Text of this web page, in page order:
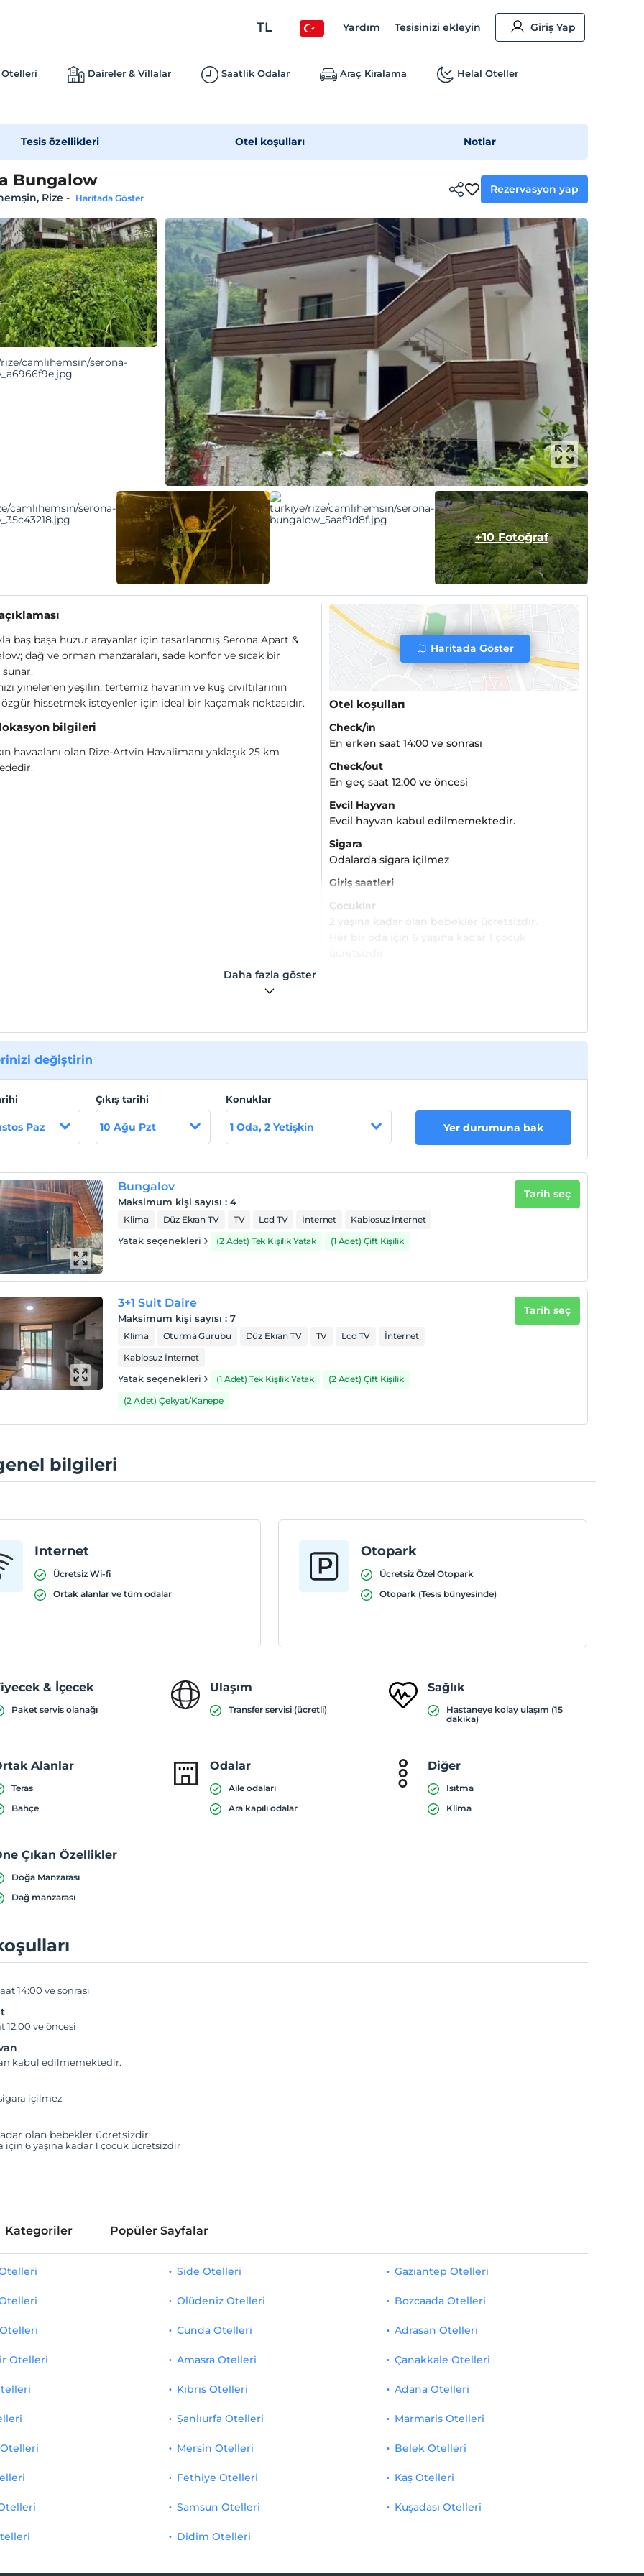
TL Yardım Tesisinizi ekleyin Giriş Yap
Daireler & Villalar Saatlik Odalar Araç Kiralama Helal Oteller
Tesis özellikleri Otel koşulları Notlar
Bungalow
Rize- Haritada Göster
Rezervasyon yap
+10 Fotoğraf
baş başa huzur arayanlar için tasarlanmış Serona Apart &
dağ ve orman manzaraları, sade konfor ve sıcak bir
yinelenen yeşilin, tertemiz havanın ve kuş cıvıltılarının
hissetmek isteyenler için ideal bir kaçamak noktasıdır.
bilgileri
havaalanı olan Rize‑Artvin Havalimanı yaklaşık 25 km
Haritada Göster
Otel koşulları
Check/in
En erken saat 14:00 ve sonrası
Check/out
En geç saat 12:00 ve öncesi
Evcil Hayvan
Evcil hayvan kabul edilmemektedir.
Sigara
Odalarda sigara içilmez
Giriş saatleri
Çocuklar
2 yaşına kadar olan bebekler ücretsizdir.
Daha fazla göster
değiştirin
Paz
Çıkış tarihi
10 Ağu Pzt
Konuklar
1 Oda, 2 Yetişkin Yer durumuna bak
Bungalov
Maksimum kişi sayısı :4
Klima Düz Ekran TV TV Lcd TV İnternet Kablosuz İnternet
Yatak seçenekleri (2 Adet) Tek Kişilik Yatak (1 Adet) Çift Kişilik
Tarih seç
3+1 Suit Daire
Maksimum kişi sayısı :7
Klima Oturma Gurubu Düz Ekran TV TV Lcd TV
İnternet
Kablosuz İnternet
Yatak seçenekleri (1 Adet) Tek Kişilik Yatak
(2 Adet) Çift Kişilik
(2 Adet) Çekyat/Kanepe
Tarih seç
bilgileri
Internet
Ücretsiz Wi-fi
Ortak alanlar ve tüm odalar
Otopark
Ücretsiz Özel Otopark
Otopark (Tesis bünyesinde)
& İçecek
Paket servis olanağı
Ulaşım
Transfer servisi (ücretli)
Sağlık
Hastaneye kolay ulaşım (15
dakika)
Alanlar
Teras
Bahçe
Odalar
Aile odaları
Ara kapılı odalar
Diğer
Isıtma
Klima
Çıkan Özellikler
Doğa Manzarası
Dağ manzarası
14:00 ve sonrası
12:00 ve öncesi
kabul edilmemektedir.
içilmez
olan bebekler ücretsizdir.
için 6 yaşına kadar 1 çocuk ücretsizdir
Kategoriler Popüler Sayfalar
Otelleri
Side Otelleri
Ölüdeniz Otelleri
Cunda Otelleri
Amasra Otelleri
Kıbrıs Otelleri
Gaziantep Otelleri
Bozcaada Otelleri
Adrasan Otelleri
Çanakkale Otelleri
Adana Otelleri
Şanlıurfa Otelleri
Mersin Otelleri
Fethiye Otelleri
Samsun Otelleri
Didim Otelleri
Marmaris Otelleri
Belek Otelleri
Kaş Otelleri
Kuşadası Otelleri